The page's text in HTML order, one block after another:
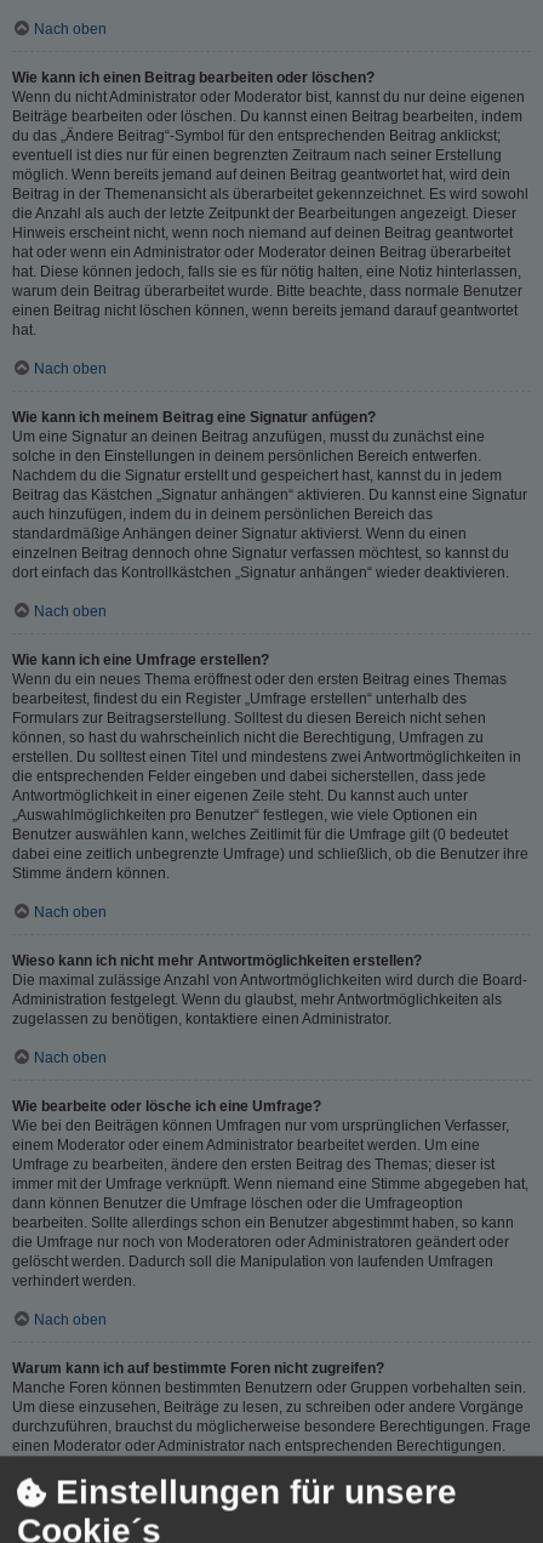
Nach oben
Wie kann ich einen Beitrag bearbeiten oder löschen?
Wenn du nicht Administrator oder Moderator bist, kannst du nur deine eigenen
Beiträge bearbeiten oder löschen. Du kannst einen Beitrag bearbeiten, indem
du das „Ändere Beitrag“-Symbol für den entsprechenden Beitrag anklickst;
eventuell ist dies nur für einen begrenzten Zeitraum nach seiner Erstellung
möglich. Wenn bereits jemand auf deinen Beitrag geantwortet hat, wird dein
Beitrag in der Themenansicht als überarbeitet gekennzeichnet. Es wird sowohl
die Anzahl als auch der letzte Zeitpunkt der Bearbeitungen angezeigt. Dieser
Hinweis erscheint nicht, wenn noch niemand auf deinen Beitrag geantwortet
hat oder wenn ein Administrator oder Moderator deinen Beitrag überarbeitet
hat. Diese können jedoch, falls sie es für nötig halten, eine Notiz hinterlassen,
warum dein Beitrag überarbeitet wurde. Bitte beachte, dass normale Benutzer
einen Beitrag nicht löschen können, wenn bereits jemand darauf geantwortet
hat.
Nach oben
Wie kann ich meinem Beitrag eine Signatur anfügen?
Um eine Signatur an deinen Beitrag anzufügen, musst du zunächst eine
solche in den Einstellungen in deinem persönlichen Bereich entwerfen.
Nachdem du die Signatur erstellt und gespeichert hast, kannst du in jedem
Beitrag das Kästchen „Signatur anhängen“ aktivieren. Du kannst eine Signatur
auch hinzufügen, indem du in deinem persönlichen Bereich das
standardmäßige Anhängen deiner Signatur aktivierst. Wenn du einen
einzelnen Beitrag dennoch ohne Signatur verfassen möchtest, so kannst du
dort einfach das Kontrollkästchen „Signatur anhängen“ wieder deaktivieren.
Nach oben
Wie kann ich eine Umfrage erstellen?
Wenn du ein neues Thema eröffnest oder den ersten Beitrag eines Themas
bearbeitest, findest du ein Register „Umfrage erstellen“ unterhalb des
Formulars zur Beitragserstellung. Solltest du diesen Bereich nicht sehen
können, so hast du wahrscheinlich nicht die Berechtigung, Umfragen zu
erstellen. Du solltest einen Titel und mindestens zwei Antwortmöglichkeiten in
die entsprechenden Felder eingeben und dabei sicherstellen, dass jede
Antwortmöglichkeit in einer eigenen Zeile steht. Du kannst auch unter
„Auswahlmöglichkeiten pro Benutzer“ festlegen, wie viele Optionen ein
Benutzer auswählen kann, welches Zeitlimit für die Umfrage gilt (0 bedeutet
dabei eine zeitlich unbegrenzte Umfrage) und schließlich, ob die Benutzer ihre
Stimme ändern können.
Nach oben
Wieso kann ich nicht mehr Antwortmöglichkeiten erstellen?
Die maximal zulässige Anzahl von Antwortmöglichkeiten wird durch die Board-
Administration festgelegt. Wenn du glaubst, mehr Antwortmöglichkeiten als
zugelassen zu benötigen, kontaktiere einen Administrator.
Nach oben
Wie bearbeite oder lösche ich eine Umfrage?
Wie bei den Beiträgen können Umfragen nur vom ursprünglichen Verfasser,
einem Moderator oder einem Administrator bearbeitet werden. Um eine
Umfrage zu bearbeiten, ändere den ersten Beitrag des Themas; dieser ist
immer mit der Umfrage verknüpft. Wenn niemand eine Stimme abgegeben hat,
dann können Benutzer die Umfrage löschen oder die Umfrageoption
bearbeiten. Sollte allerdings schon ein Benutzer abgestimmt haben, so kann
die Umfrage nur noch von Moderatoren oder Administratoren geändert oder
gelöscht werden. Dadurch soll die Manipulation von laufenden Umfragen
verhindert werden.
Nach oben
Warum kann ich auf bestimmte Foren nicht zugreifen?
Manche Foren können bestimmten Benutzern oder Gruppen vorbehalten sein.
Um diese einzusehen, Beiträge zu lesen, zu schreiben oder andere Vorgänge
durchzuführen, brauchst du möglicherweise besondere Berechtigungen. Frage
einen Moderator oder Administrator nach entsprechenden Berechtigungen.
Nach oben
Weshalb kann ich keine Dateianhänge anfügen?
Einstellungen für unsere
Cookie´s